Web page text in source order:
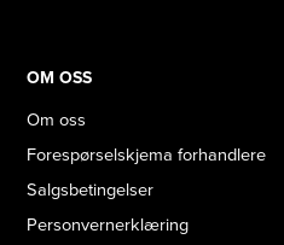
OM OSS
Om oss
Forespørselskjema forhandlere
Salgsbetingelser
Personvernerklæring